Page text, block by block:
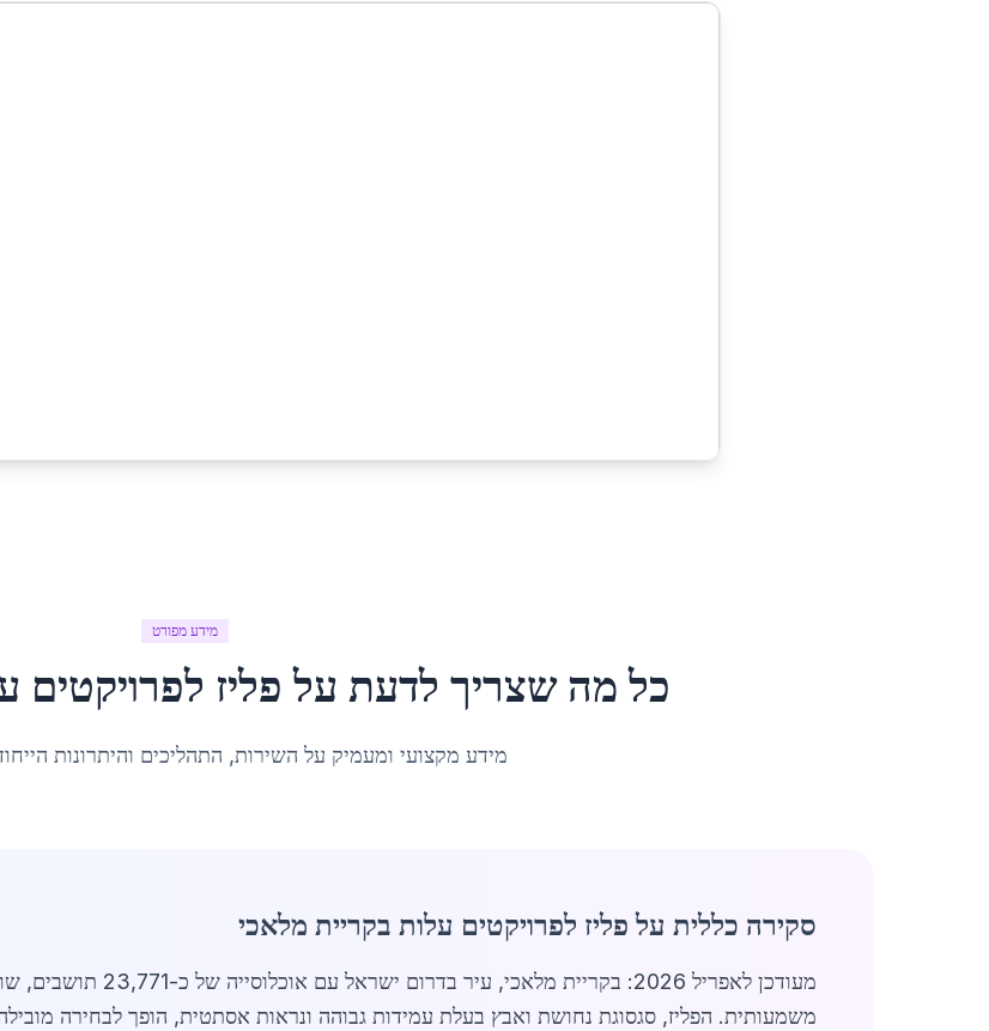
מידע מפורט
כל מה שצריך לדעת על פליז לפרויקטים
מידע מקצועי ומעמיק על השירות, התהליכים והיתרונות
סקירה כללית על פליז לפרויקטים עלות בקריית מלאכי
מעודכן לאפריל 2026:
משמעותית. הפליז, סגסוגת נחושת ואבץ בעלת עמידות גבוהה ונראות אסתטית, הופך לבחירה מובילה